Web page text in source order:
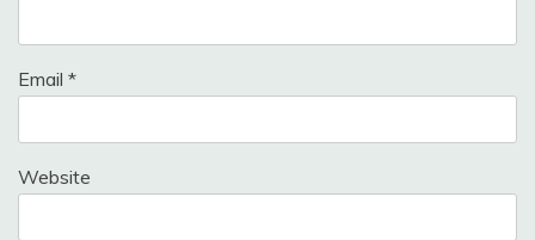
Email *
Website